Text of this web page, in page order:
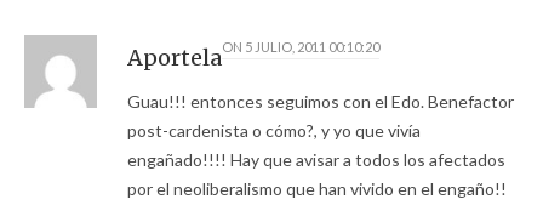
AportelaON 5 JULIO, 2011 00:10:20
Guau!!! entonces seguimos con el Edo. Benefactor
post-cardenista o cómo?, y yo que vivía
engañado!!!! Hay que avisar a todos los afectados
por el neoliberalismo que han vivido en el engaño!!